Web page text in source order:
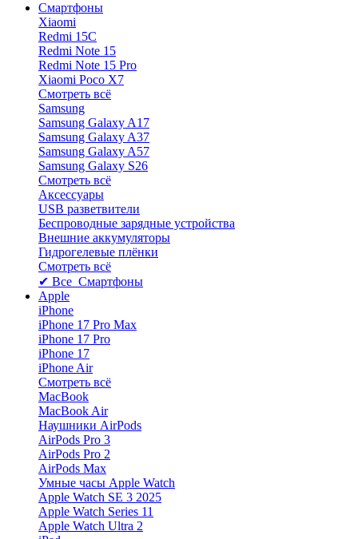
Смартфоны
Xiaomi
Redmi 15C
Redmi Note 15
Redmi Note 15 Pro
Xiaomi Poco X7
Смотреть всё
Samsung
Samsung Galaxy A17
Samsung Galaxy A37
Samsung Galaxy A57
Samsung Galaxy S26
Смотреть всё
Аксессуары
USB разветвители
Беспроводные зарядные устройства
Внешние аккумуляторы
Гидрогелевые плёнки
Смотреть всё
✔ Все Смартфоны
Apple
iPhone
iPhone 17 Pro Max
iPhone 17 Pro
iPhone 17
iPhone Air
Смотреть всё
MacBook
MacBook Air
Наушники AirPods
AirPods Pro 3
AirPods Pro 2
AirPods Max
Умные часы Apple Watch
Apple Watch SE 3 2025
Apple Watch Series 11
Apple Watch Ultra 2